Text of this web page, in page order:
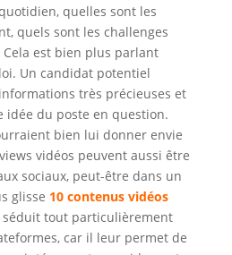
quelles sont les
quels sont les challenges
Cela est bien plus parlant
Un candidat potentiel
très précieuses et
idée du poste en question.
bien lui donner envie
vidéos peuvent aussi être
sociaux, peut-être dans un
glisse 10 contenus vidéos
séduit tout particulièrement
car il leur permet de